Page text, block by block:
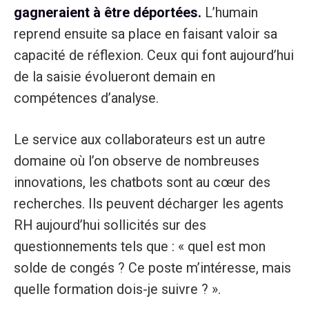
gagneraient à être déportées. L’humain
reprend ensuite sa place en faisant valoir sa
capacité de réflexion. Ceux qui font aujourd’hui
de la saisie évolueront demain en
compétences d’analyse.
Le service aux collaborateurs est un autre
domaine où l’on observe de nombreuses
innovations, les chatbots sont au cœur des
recherches. Ils peuvent décharger les agents
RH aujourd’hui sollicités sur des
questionnements tels que : « quel est mon
solde de congés ? Ce poste m’intéresse, mais
quelle formation dois-je suivre ? ».